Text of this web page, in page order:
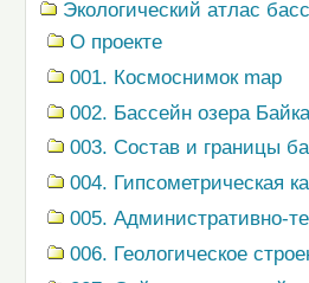
Экологический атлас
О проекте
001. Космоснимок map
002. Бассейн озера
003. Состав и границы
004. Гипсометрическая
005. Административно-
006. Геологическое